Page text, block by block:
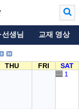
선생님 교재 영상
THU FRI
SAT
▤ 1